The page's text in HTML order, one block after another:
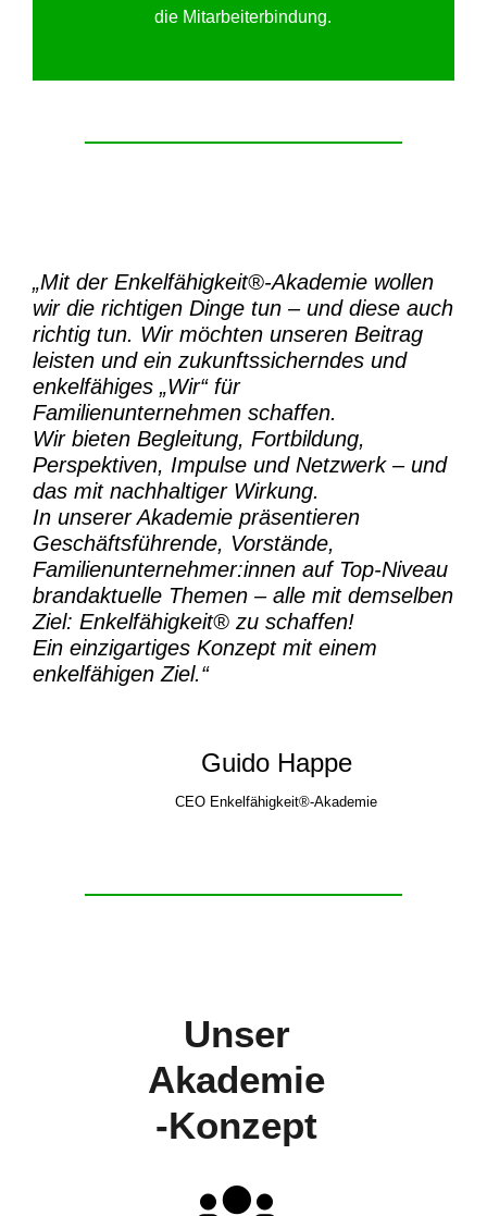
die Mitarbeiterbindung.
„Mit der Enkelfähigkeit®-Akademiewollen
wir die richtigen Dinge tun – und diese auch
richtig tun. Wir möchten unseren Beitrag
leisten und ein zukunftssicherndes und
enkelfähiges „Wir“ für
Familienunternehmen schaffen.
Wir bieten Begleitung, Fortbildung,
Perspektiven, Impulse und Netzwerk – und
das mit nachhaltiger Wirkung.
In unserer Akademie präsentieren
Geschäftsführende, Vorstände,
Familienunternehmer:innen auf Top-Niveau
brandaktuelle Themen – alle mit demselben
Ziel: Enkelfähigkeit® zu schaffen!
Ein einzigartiges Konzept mit einem
enkelfähigen Ziel.“
Guido Happe
CEO Enkelfähigkeit®-Akademie
Unser
Akademie
-Konzept